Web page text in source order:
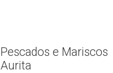
Pescados e Mariscos
Aurita